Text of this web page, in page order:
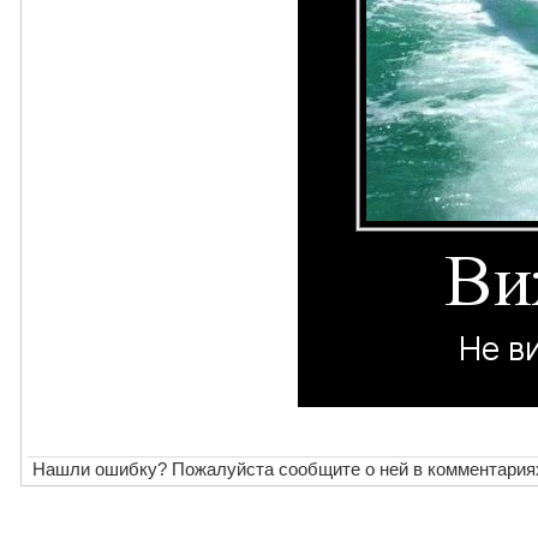
Нашли ошибку? Пожалуйста сообщите о ней в